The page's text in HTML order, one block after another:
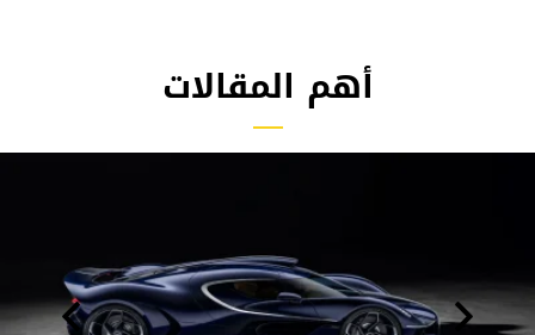
أهم المقالات